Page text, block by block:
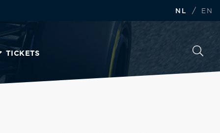
NL / EN
TICKETS